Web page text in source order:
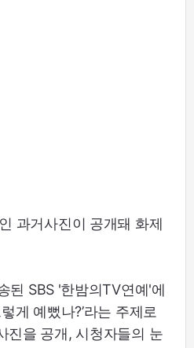
과거사진이 공개돼 화제
된 SBS '한밤의TV연예'에
게 예뻤나?’라는 주제로
진을 공개, 시청자들의 눈